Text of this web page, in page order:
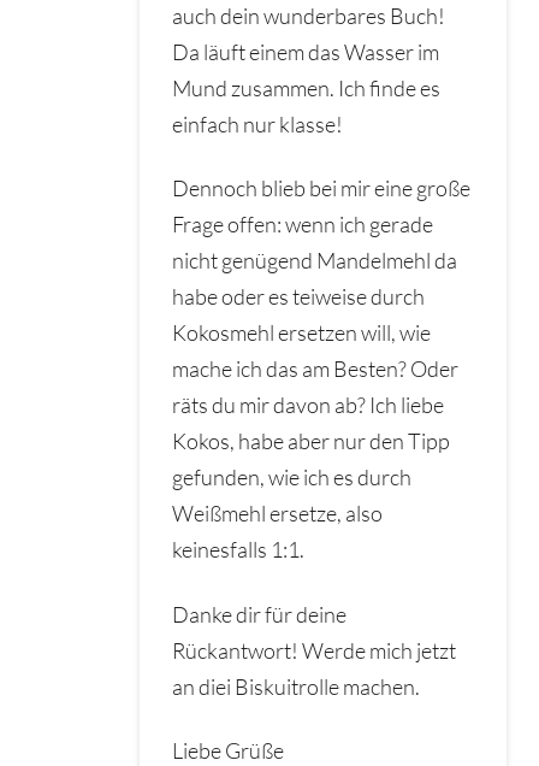
auch dein wunderbares Buch!
Da läuft einem das Wasser im
Mund zusammen. Ich finde es
einfach nur klasse!
Dennoch blieb bei mir eine große
Frage offen: wenn ich gerade
nicht genügend Mandelmehl da
habe oder es teiweise durch
Kokosmehl ersetzen will, wie
mache ich das am Besten? Oder
räts du mir davon ab? Ich liebe
Kokos, habe aber nur den Tipp
gefunden, wie ich es durch
Weißmehl ersetze, also
keinesfalls 1:1.
Danke dir für deine
Rückantwort! Werde mich jetzt
an diei Biskuitrolle machen.
Liebe Grüße